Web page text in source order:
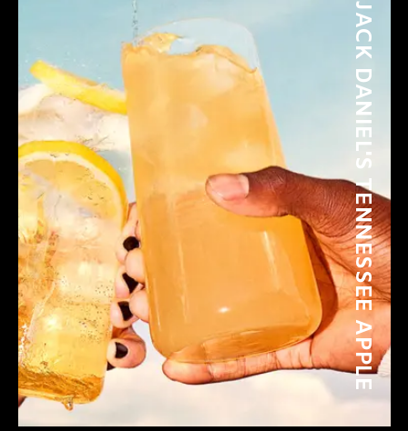
JACK DANIEL'S TENNESSEE APPLE